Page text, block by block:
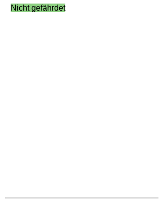
Nicht gefährdet